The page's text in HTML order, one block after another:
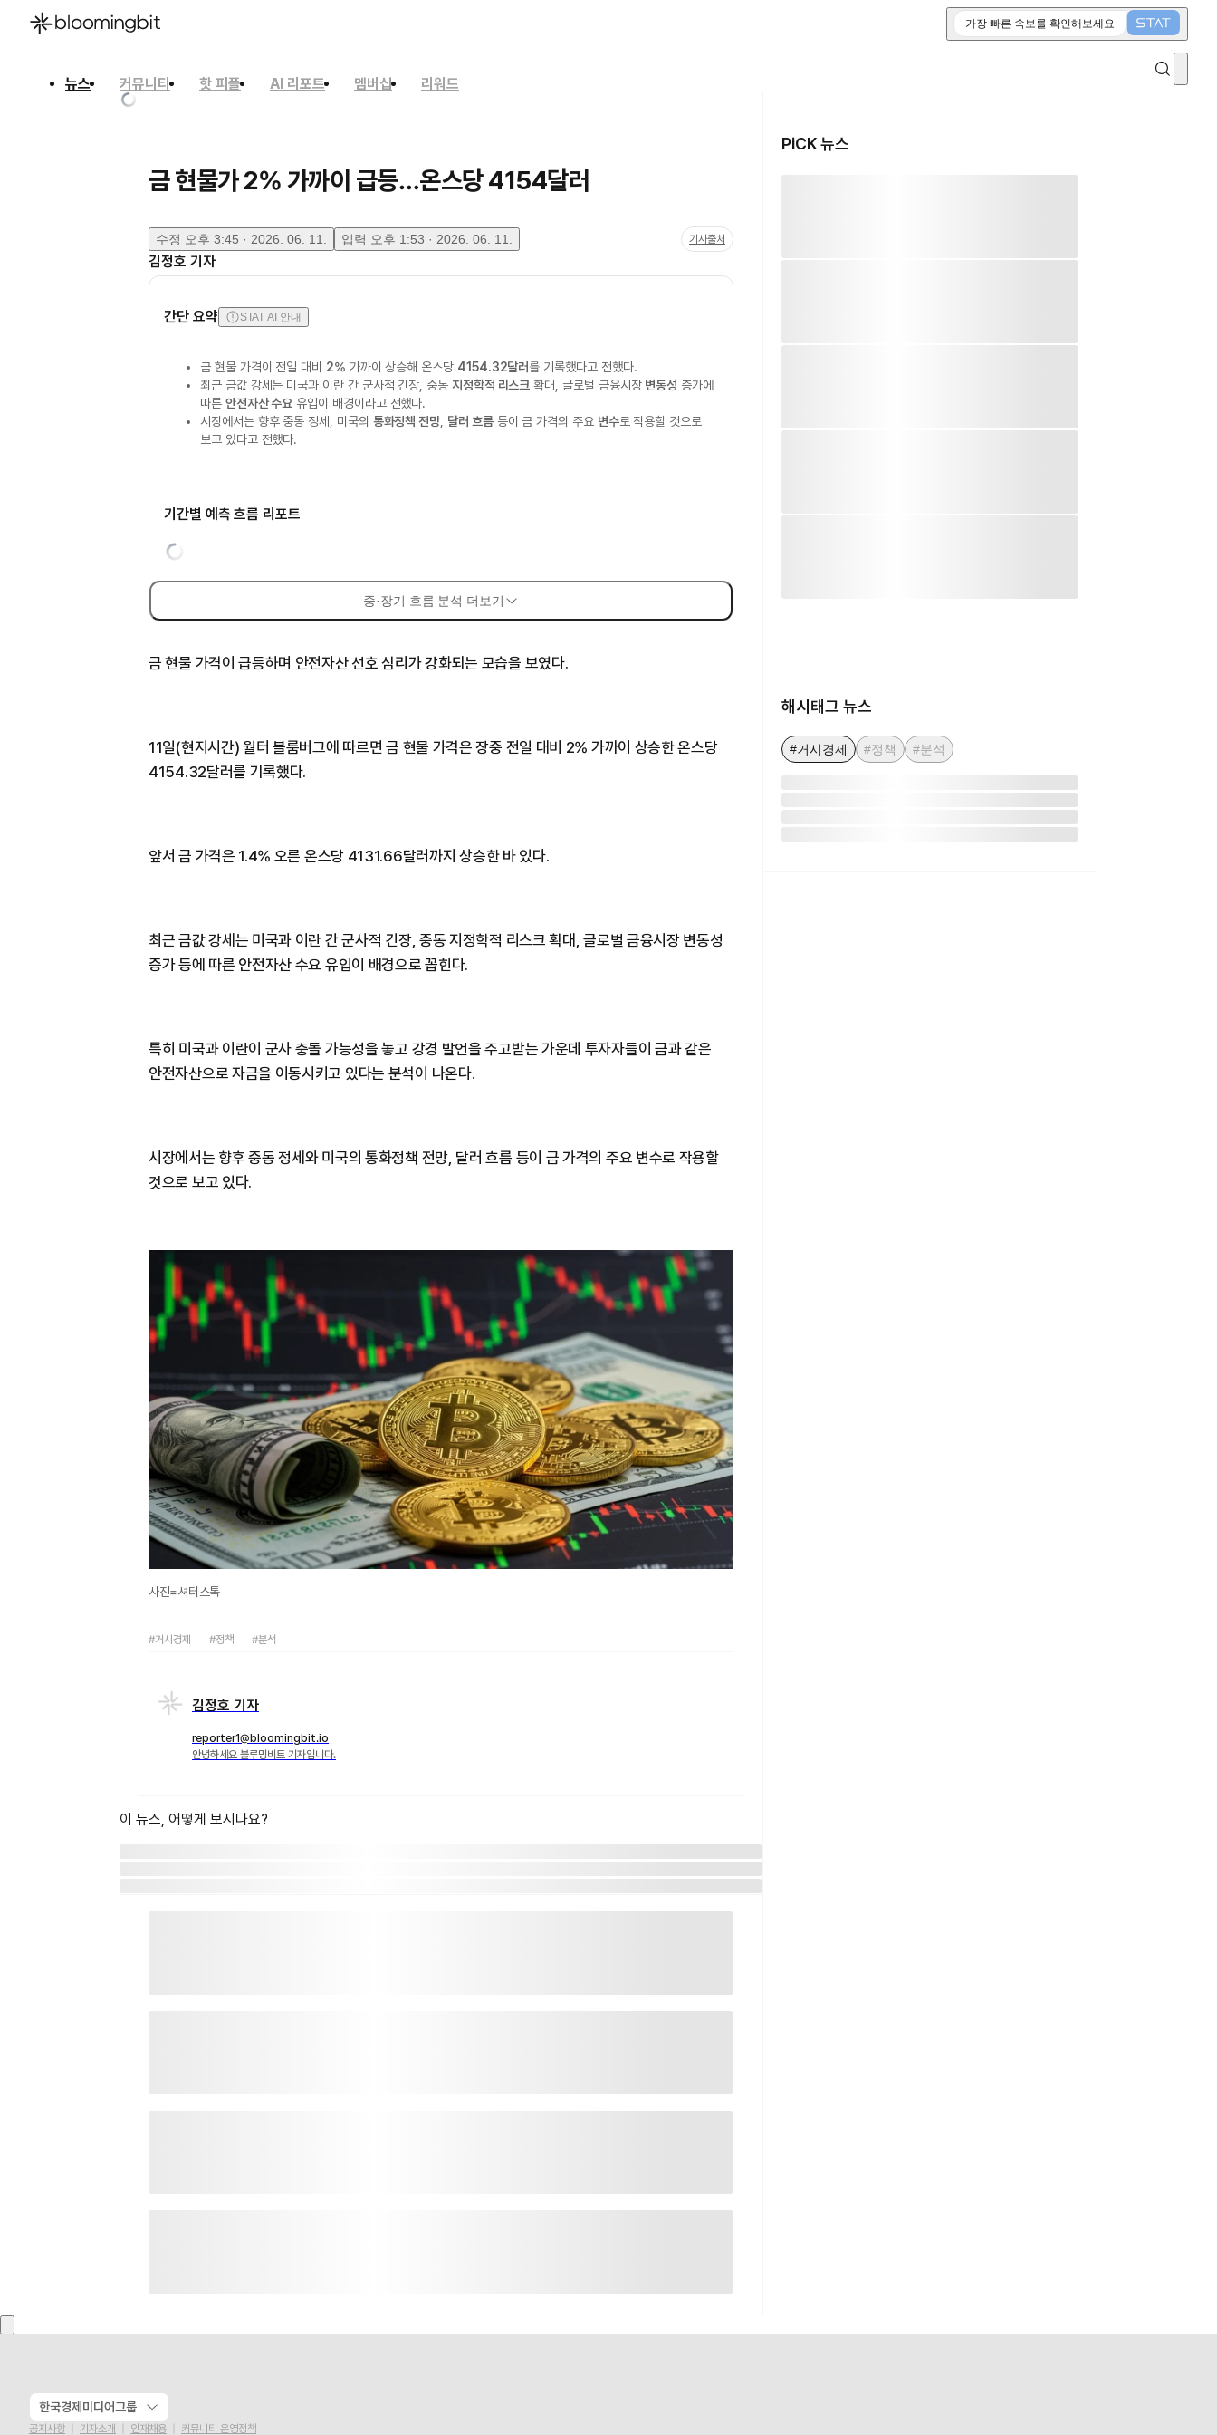
가장 빠른 속보를 확인해보세요
뉴스 커뮤니티 핫 피플 AI 리포트 멤버십
리워드
금 현물가 2% 가까이 급등…온스당 4154달러
수정 오후 3:45 · 2026. 06. 11. 입력 오후 1:53 · 2026. 06. 11. 기사출처
김정호 기자
간단 요약 STAT AI 안내
금 현물 가격이 전일 대비 2% 가까이 상승해 온스당 4154.32달러를 기록했다고 전했다.
최근 금값 강세는 미국과 이란 간 군사적 긴장, 중동 지정학적 리스크 확대, 글로벌 금융시장 변동성 증가에
따른 안전자산 수요 유입이 배경이라고 전했다.
시장에서는 향후 중동 정세, 미국의 통화정책 전망, 달러 흐름등이 금 가격의 주요 변수로 작용할 것으로
보고 있다고 전했다.
기간별 예측 흐름 리포트
중·장기 흐름 분석 더보기
금 현물 가격이 급등하며 안전자산 선호 심리가 강화되는 모습을 보였다.
11일(현지시간) 월터 블룸버그에 따르면 금 현물 가격은 장중 전일 대비 2% 가까이 상승한 온스당
4154.32달러를 기록했다.
앞서 금 가격은 1.4% 오른 온스당 4131.66달러까지 상승한 바 있다.
최근 금값 강세는 미국과 이란 간 군사적 긴장, 중동 지정학적 리스크 확대, 글로벌 금융시장 변동성
증가 등에 따른 안전자산 수요 유입이 배경으로 꼽힌다.
특히 미국과 이란이 군사 충돌 가능성을 놓고 강경 발언을 주고받는 가운데 투자자들이 금과 같은
안전자산으로 자금을 이동시키고 있다는 분석이 나온다.
시장에서는 향후 중동 정세와 미국의 통화정책 전망, 달러 흐름 등이 금 가격의 주요 변수로 작용할
것으로 보고 있다.
사진=셔터스톡
#거시경제 #정책 #분석
김정호 기자
reporter1@bloomingbit.io
안녕하세요 블루밍비트 기자입니다.
이 뉴스, 어떻게 보시나요?
PiCK 뉴스
해시태그 뉴스
#거시경제 #정책 #분석
한국경제미디어그룹
공지사항 기자소개 인재채용 커뮤니티 운영정책